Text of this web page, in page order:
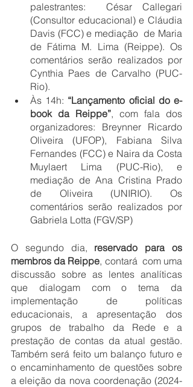
palestrantes:  César Callegari
(Consultor educacional) e Cláudia
Davis (FCC) e mediação  de Maria
de Fátima M. Lima (Reippe). Os
comentários serão realizados por
Cynthia Paes de Carvalho (PUC-
Rio).
Às 14h: “Lançamento oficial do e-
book da Reippe”, com fala dos
organizadores: Breynner Ricardo
Oliveira (UFOP), Fabiana Silva
Fernandes (FCC) e Naira da Costa
Muylaert Lima (PUC-Rio), e
mediação de Ana Cristina Prado
de Oliveira (UNIRIO). Os
comentários serão realizados por
Gabriela Lotta (FGV/SP)
O segundo dia, reservado para os
membros da Reippe, contará  com uma
discussão sobre as lentes analíticas
que dialogam com o tema da
implementação de políticas
educacionais, a apresentação dos
grupos de trabalho da Rede e a
prestação de contas da atual gestão.
Também será feito um balanço futuro e
o encaminhamento de questões sobre
a eleição da nova coordenação (2024-